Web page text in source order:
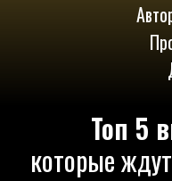
Топ 5
которые